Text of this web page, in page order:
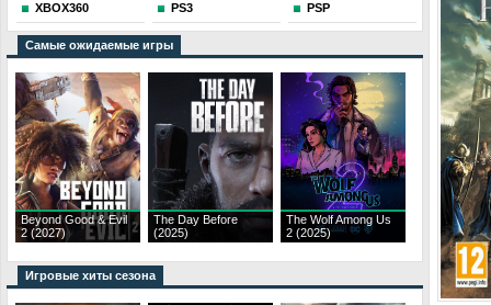
XBOX360 PS3 PSP
Самые ожидаемые игры
Beyond Good & Evil
2 (2027)
The Day Before
(2025)
The Wolf Among Us
2 (2025)
Игровые хиты сезона